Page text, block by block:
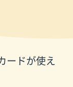
ードが使え